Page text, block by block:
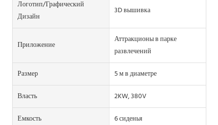
Логотип/графический
Дизайн
3D вышивка
Приложение
Аттракционы в парке
развлечений
Размер
5 м в диаметре
Власть
2KW, 380V
Емкость
6 сиденья